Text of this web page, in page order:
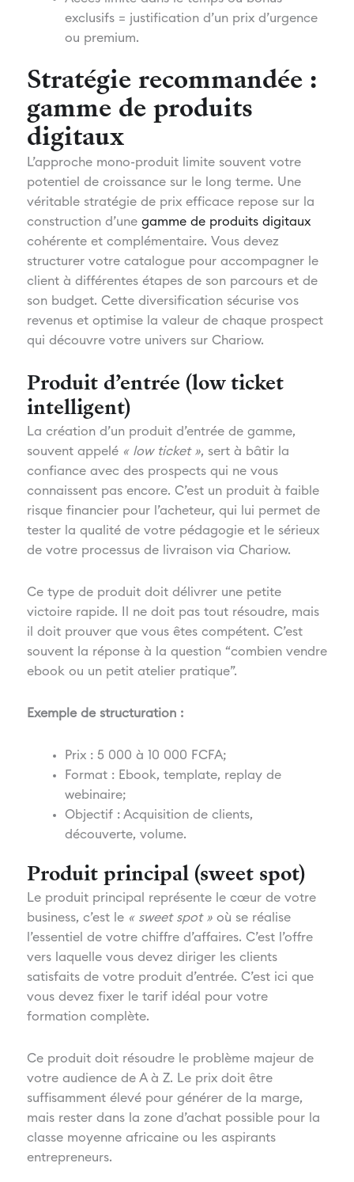
exclusifs = justification d’un prix d’urgence
ou premium.
Stratégie recommandée :
gamme de produits
digitaux
L’approche mono-produit limite souvent votre
potentiel de croissance sur le long terme. Une
véritable stratégie de prix efficace repose sur la
construction d’une gamme de produits digitaux
cohérente et complémentaire. Vous devez
structurer votre catalogue pour accompagner le
client à différentes étapes de son parcours et de
son budget. Cette diversification sécurise vos
revenus et optimise la valeur de chaque prospect
qui découvre votre univers sur Chariow.
Produit d’entrée (low ticket
intelligent)
La création d’un produit d’entrée de gamme,
souvent appelé « low ticket », sert à bâtir la
confiance avec des prospects qui ne vous
connaissent pas encore. C’est un produit à faible
risque financier pour l’acheteur, qui lui permet de
tester la qualité de votre pédagogie et le sérieux
de votre processus de livraison via Chariow.
Ce type de produit doit délivrer une petite
victoire rapide. Il ne doit pas tout résoudre, mais
il doit prouver que vous êtes compétent. C’est
souvent la réponse à la question “combien vendre
ebook ou un petit atelier pratique”.
Exemple de structuration :
Prix : 5 000 à 10 000 FCFA;
Format : Ebook, template, replay de
webinaire;
Objectif : Acquisition de clients,
découverte, volume.
Produit principal (sweet spot)
Le produit principal représente le cœur de votre
business, c’est le « sweet spot » où se réalise
l’essentiel de votre chiffre d’affaires. C’est l’offre
vers laquelle vous devez diriger les clients
satisfaits de votre produit d’entrée. C’est ici que
vous devez fixer le tarif idéal pour votre
formation complète.
Ce produit doit résoudre le problème majeur de
votre audience de A à Z. Le prix doit être
suffisamment élevé pour générer de la marge,
mais rester dans la zone d’achat possible pour la
classe moyenne africaine ou les aspirants
entrepreneurs.